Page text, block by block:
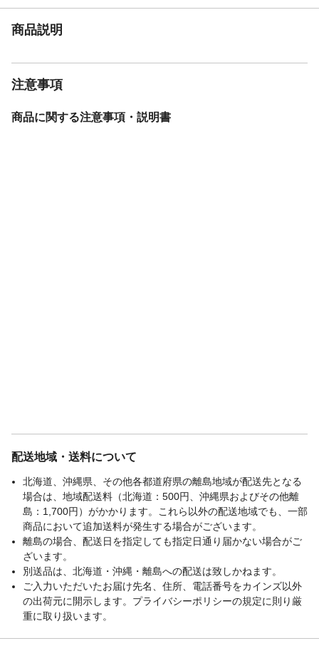
商品説明
注意事項
商品に関する注意事項・説明書
配送地域・送料について
北海道、沖縄県、その他各都道府県の離島地域が配送先となる
場合は、地域配送料（北海道：500円、沖縄県およびその他離
島：1,700円）がかかります。これら以外の配送地域でも、一部
商品において追加送料が発生する場合がございます。
離島の場合、配送日を指定しても指定日通り届かない場合がご
ざいます。
別送品は、北海道・沖縄・離島への配送は致しかねます。
ご入力いただいたお届け先名、住所、電話番号をカインズ以外
の出荷元に開示します。プライバシーポリシーの規定に則り厳
重に取り扱います。